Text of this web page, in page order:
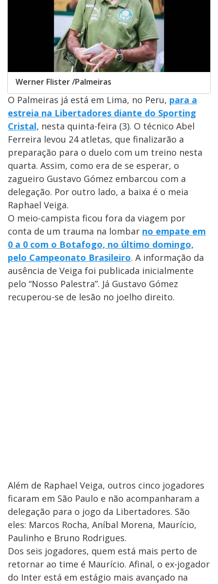
Werner Flister /Palmeiras
O Palmeiras já está em Lima, no Peru, para a
estreia na Libertadores diante do Sporting
Cristal, nesta quinta-feira (3). O técnico Abel
Ferreira levou 24 atletas, que finalizarão a
preparação para o duelo com um treino nesta
quarta. Assim, como era de se esperar, o
zagueiro Gustavo Gómez embarcou com a
delegação. Por outro lado, a baixa é o meia
Raphael Veiga.
O meio-campista ficou fora da viagem por
conta de um trauma na lombar no empate em
0 a 0 com o Botafogo, no último domingo,
pelo Campeonato Brasileiro. A informação da
ausência de Veiga foi publicada inicialmente
pelo “Nosso Palestra”. Já Gustavo Gómez
recuperou-se de lesão no joelho direito.
Além de Raphael Veiga, outros cinco jogadores
ficaram em São Paulo e não acompanharam a
delegação para o jogo da Libertadores. São
eles: Marcos Rocha, Aníbal Morena, Maurício,
Paulinho e Bruno Rodrigues.
Dos seis jogadores, quem está mais perto de
retornar ao time é Maurício. Afinal, o ex-jogador
do Inter está em estágio mais avançado na